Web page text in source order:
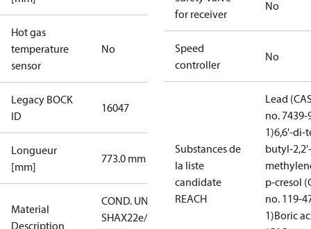
Hot gas
temperature
sensor
No
Legacy BOCK
ID
16047
Longueur
[mm]
773.0 mm
Material
Description
COND. UNIT
SHAX22e/125-
for receiver
No
Speed
controller
No
Substances de
la liste
candidate
REACH
Lead
no. 7439-
1)6,6'-di-
butyl-2,2'-
p-cresol
no. 119-
1)Boric